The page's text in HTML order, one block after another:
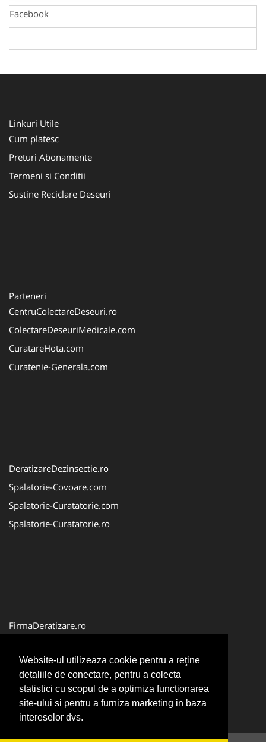
Website-ul utilizeaza cookie pentru a reţine
detaliile de conectare, pentru a colecta
statistici cu scopul de a optimiza functionarea
site-ului si pentru a furniza marketing in baza
intereselor dvs.
Facebook
Linkuri Utile
Cum platesc
Preturi Abonamente
Termeni si Conditii
Sustine Reciclare Deseuri
Parteneri
CentruColectareDeseuri.ro
ColectareDeseuriMedicale.com
CuratareHota.com
Curatenie-Generala.com
DeratizareDezinsectie.ro
Spalatorie-Covoare.com
Spalatorie-Curatatorie.com
Spalatorie-Curatatorie.ro
FirmaDeratizare.ro
Servicii-DDD.com
ServiciiAlpinism.ro